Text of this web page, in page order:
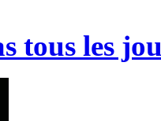
tous les